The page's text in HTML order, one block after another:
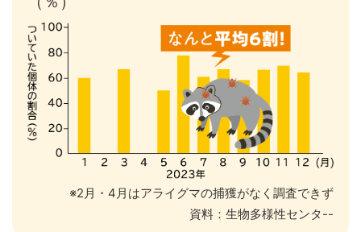
※2月・4月はアライグマの捕獲がなく調査できず
資料：生物多様性センタ--